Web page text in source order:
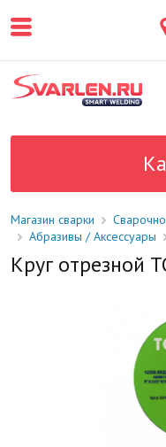
более 3
поставки
дня.
Данный
уточните
Магазин сварки
Абразивы / Аксессуары
Круг отрезной